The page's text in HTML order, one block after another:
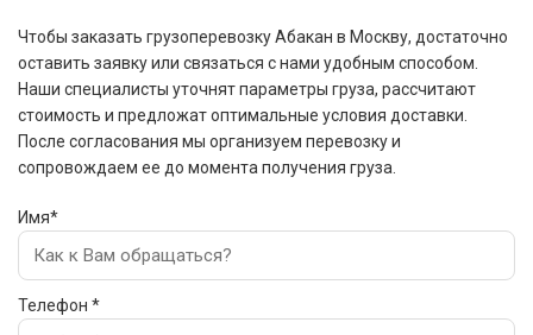
Чтобы заказать грузоперевозку Абакан в Москву, достаточно
оставить заявку или связаться с нами удобным способом.
Наши специалисты уточнят параметры груза, рассчитают
стоимость и предложат оптимальные условия доставки.
После согласования мы организуем перевозку и
сопровождаем ее до момента получения груза.
Имя*
Телефон *